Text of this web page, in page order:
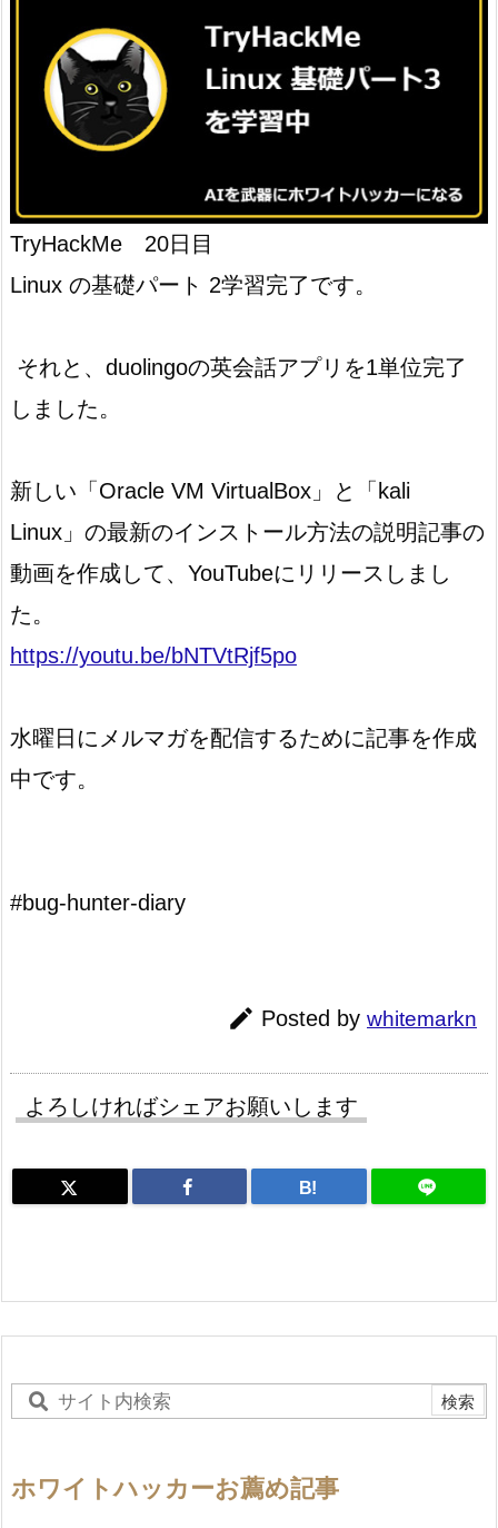
TryHackMe 20日目
Linux の基礎パート 2学習完了です。
それと、duolingoの英会話アプリを1単位完了
しました。
新しい「Oracle VM VirtualBox」と「kali
Linux」の最新のインストール方法の説明記事の
動画を作成して、YouTubeにリリースしまし
た。
https://youtu.be/bNTVtRjf5po
水曜日にメルマガを配信するために記事を作成
中です。
#bug-hunter-diary
 Posted by whitemarkn
よろしければシェアお願いします
B!
ホワイトハッカーお薦め記事